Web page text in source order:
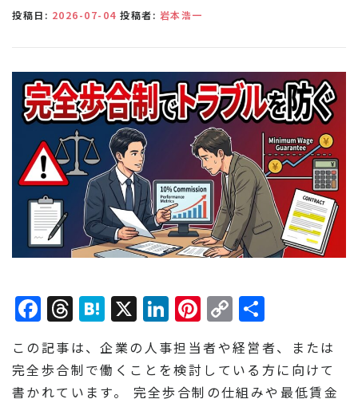
投稿日: 2026-07-04 投稿者: 岩本浩一
Facebook
Threads
Hatena
X LinkedIn
Pinterest
Copy
Link
有
この記事は、企業の人事担当者や経営者、または
完全歩合制で働くことを検討している方に向けて
書かれています。 完全歩合制の仕組みや最低賃金